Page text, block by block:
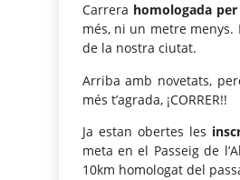
Carrera homologada per
més, ni un metre
de la nostra ciutat.
Arriba amb novetats,
més t’agrada, ¡CORRER!!
Ja estan obertes les
meta en el Passeig de
10km homologat del